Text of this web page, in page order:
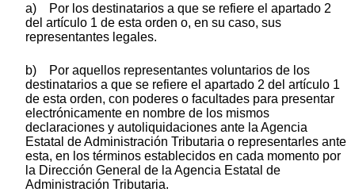
a) Por los destinatarios a que se refiere el apartado 2
del artículo 1 de esta orden o, en su caso, sus
representantes legales.
b) Por aquellos representantes voluntarios de los
destinatarios a que se refiere el apartado 2 del artículo 1
de esta orden, con poderes o facultades para presentar
electrónicamente en nombre de los mismos
declaraciones y autoliquidaciones ante la Agencia
Estatal de Administración Tributaria o representarles ante
esta, en los términos establecidos en cada momento por
la Dirección General de la Agencia Estatal de
Administración Tributaria.